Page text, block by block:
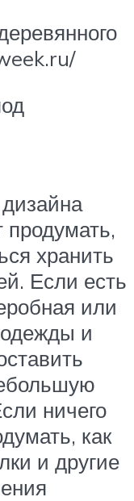
хранить
Если есть
или
и
ничего
как
и другие